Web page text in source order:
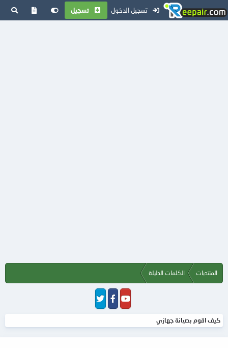
تسجيل الدخول تسجيل
المنتديات الكلمات الدليلة
كيف اقوم بصيانة جهازي